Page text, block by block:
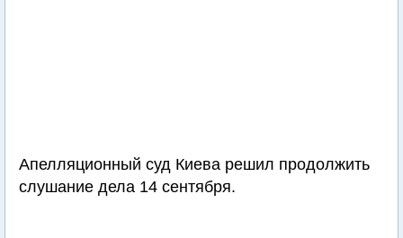
Апелляционный суд Киева решил продолжить
слушание дела 14 сентября.